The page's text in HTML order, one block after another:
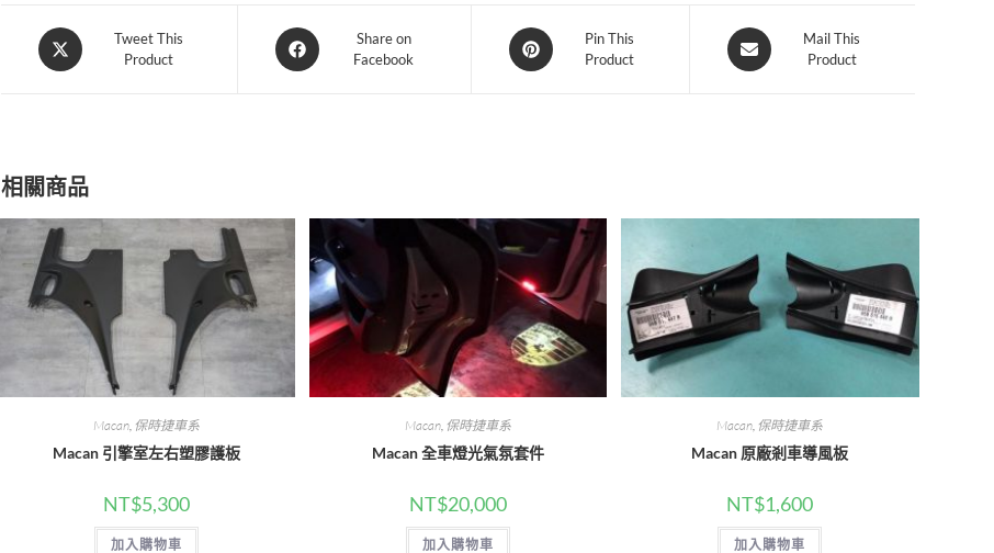
Opens
in
Tweet This
Product
Opens
in
Share on
Facebook
Opens
in
Pin This
Product
Opens
in
Mail This
Product
相關商品
Macan, 保時捷車系
Macan 引擎室左右塑膠護板
NT$5,300
加入購物車
Macan, 保時捷車系
Macan 全車燈光氣氛套件
NT$20,000
加入購物車
Macan, 保時捷車系
Macan 原廠剎車導風板
NT$1,600
加入購物車